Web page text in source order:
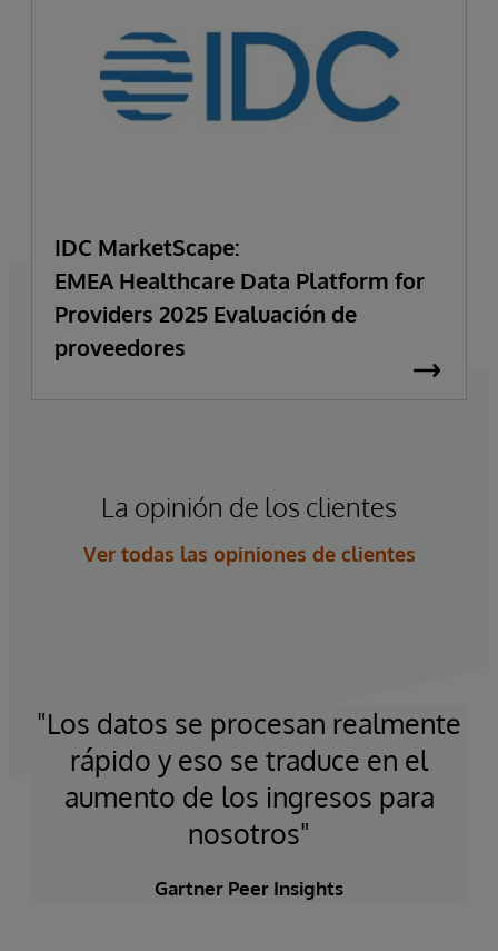
IDC MarketScape:
EMEA Healthcare Data Platform for
Providers 2025 Evaluación de
proveedores
La opinión de los clientes
Ver todas las opiniones de clientes
"Los datos se procesan realmente
rápido y eso se traduce en el
aumento de los ingresos para
nosotros"
Gartner Peer Insights